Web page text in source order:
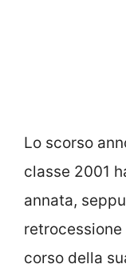
Lo scorso
classe 2001
annata,
retrocessione
corso della